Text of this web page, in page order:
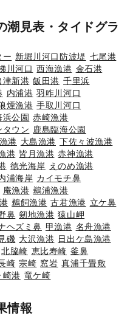
潮見表・タイドグラ
ー 新堀川河口防波堤 七尾港
川河口 西海漁港 金石港
津新港 飯田港 千里浜
内浦港 羽咋川河口
煙漁港 手取川河口
浜公園 赤崎漁港
タウン 鹿島臨海公園
港 大島漁港 下佐々波漁港
港 皆月漁港 赤神漁港
徳光海岸 えのめ漁港
浦海岸 カイモチ鼻
庵漁港 鵜浦漁港
鵜飼漁港 古君漁港 立ケ鼻
鼻 剱地漁港 猿山岬
ヘズミ鼻 甲漁港 名舟漁港
磯 大沢漁港 日出ケ島漁港
北脇崎 恵比寿崎 釜鼻
崎 宗崎 窓岩 真浦千畳敷
崎港 竜ケ崎
情報